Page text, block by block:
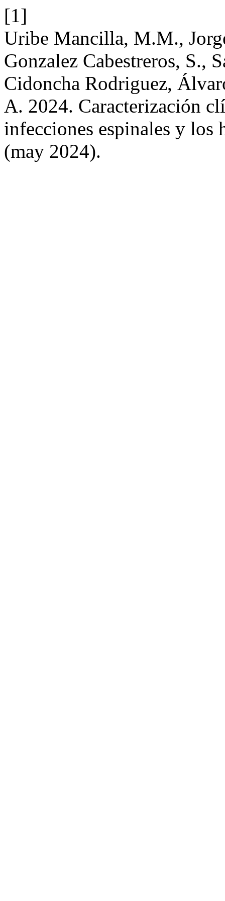
[1]
Uribe Mancilla, M.M.,
Gonzalez Cabestreros, S.,
Cidoncha Rodriguez,
A. 2024. Caracterización
infecciones espinales y los
(may 2024).